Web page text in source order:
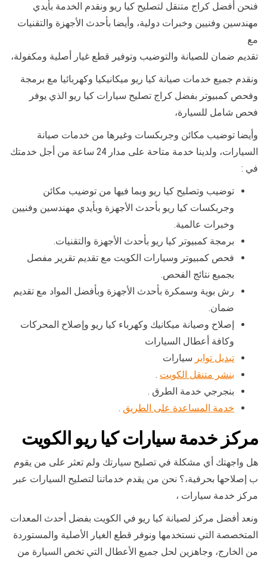
فنحن أفضل كراج متنقل لتصليح كيا ريو ونقدم الخدمة بأيدي
مهندسين وفنيين وخبرات دولية، وأيضا بأحدث الأجهزة والتقنيات
مع
تقديم ضمان للصيانة والتوضيب وتوفير قطع غيار أصلية ومكفولة،
ونقدم جميع خدمات صيانة كيا ريو ميكانيكيا وكهربائيا مع برمجة
وفحص كمبيوتر بفضل كراج تصليح سيارات كيا ريو الذي يوفر
فحص شامل للسيارة،
وأيضا توضيب مكائن وجربكسات وغيرها من خدمات صيانة
السيارات، ولدينا خدمة متاحة على مدار 24 ساعة من أجل خدمتك
في :
توضيب وتصليح كيا ريو وبما فيها من توضيب مكائن
وجربكسات كيا ريو بأحدث الأجهزة وبأيدي مهندسين وفنيين
وخبرات عالمية.
برمجة كمبيوتر كيا ريو بأحدث الأجهزة والتقنيات.
فحص كمبيوتر وسيارات الكويت مع تقديم تقرير مفصل
بجميع نتائج الفحص.
رش بوية وسمكرة بأحدث الأجهزة وبأفضل المواد مع تقديم
ضمان.
إصلاح وصيانة ميكانيك وكهرباء كيا ريو وإصلاح المحركات
وكافة أعطال السيارات
تبديل تواير سيارات
بنشر متنقل الكويت .
بنجرجي خدمة الطرق .
خدمة المساعدة على الطريق .
مركز خدمة سيارات كيا ريو الكويت
هل واجهتك أي مشكلة في تصليح سيارتك ولم تعثر على من يقوم
ب إصلاحها بحرفية،؟ نحن من يقدم خدماتنا لتصليح السيارات عبر
مركز خدمة سيارات ،
ونعد أفضل مركز لصيانة كيا ريو في الكويت بفضل أحدث المعدات
المتخصصة التي نستخدمها ونوفر قطع الغيار الأصلية والمستوردة
من الخارج، وجاهزين لحل جميع الأعطال التي تخص السيارة من